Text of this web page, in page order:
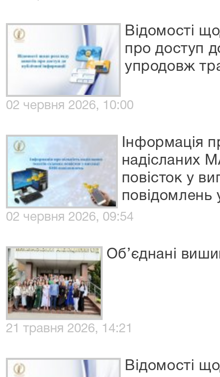
Відомості
про доступ
упродовж
02 червня 2026, 10:00
Інформація
надісланих
повісток у
повідомлень
02 червня 2026, 09:54
Об’єднані
21 травня 2026, 14:21
Відомості